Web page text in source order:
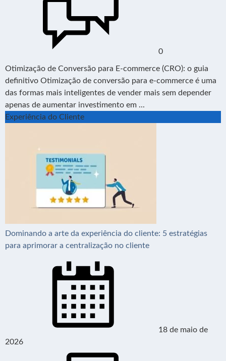
0
Otimização de Conversão para E-commerce (CRO): o guia
definitivo Otimização de conversão para e-commerce é uma
das formas mais inteligentes de vender mais sem depender
apenas de aumentar investimento em ...
Experiência do Cliente
Dominando a arte da experiência do cliente: 5 estratégias
para aprimorar a centralização no cliente
18 de maio de
2026